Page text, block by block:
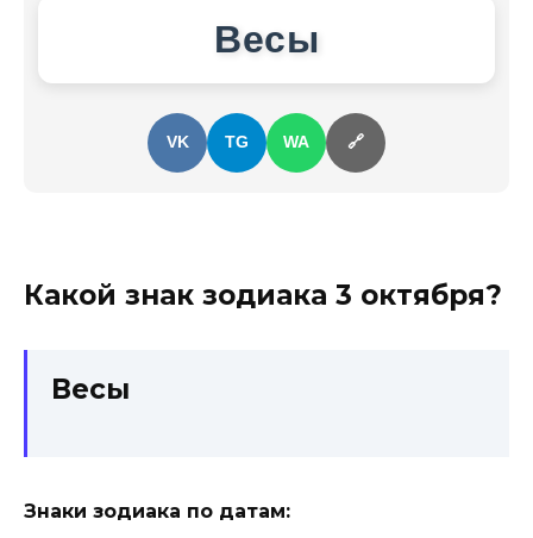
Весы
VK TG WA 🔗
Какой знак зодиака 3 октября?
Весы
Знаки зодиака по датам: